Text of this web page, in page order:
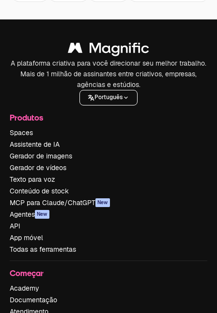
A plataforma criativa para você direcionar seu melhor trabalho.
Mais de 1 milhão de assinantes entre criativos, empresas,
agências e estúdios.
Português
Produtos
Spaces
Assistente de IA
Gerador de imagens
Gerador de vídeos
Texto para voz
Conteúdo de stock
MCP para Claude/ChatGPT New
Agentes New
API
App móvel
Todas as ferramentas
Começar
Academy
Documentação